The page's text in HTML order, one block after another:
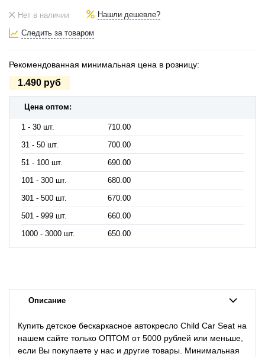
Нет в наличии Нашли дешевле?
Следить за товаром
Рекомендованная минимальная цена в розницу:
1.490 руб
Цена оптом:
1 - 30 шт.
710.00
31 - 50 шт.
700.00
51 - 100 шт.
690.00
101 - 300 шт.
680.00
301 - 500 шт.
670.00
501 - 999 шт.
660.00
1000 - 3000 шт.
650.00
Описание
Купить детское бескаркасное автокресло Child Car Seat на
нашем сайте только ОПТОМ от 5000 рублей или меньше,
если Вы покупаете у нас и другие товары. Минимальная